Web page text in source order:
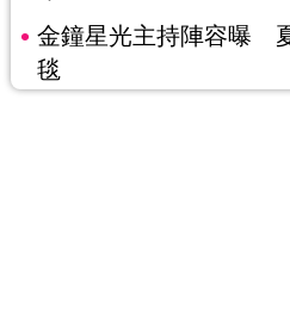
金鐘星光主持陣容曝
毯